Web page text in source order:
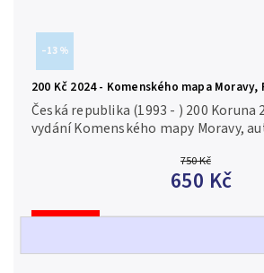
–13 %
200 Kč 2024 - Komenského mapa Moravy,
750 Kč
650 Kč
Česká republika (1993 - ) 200 Koruna
vydání Komenského mapy Moravy,